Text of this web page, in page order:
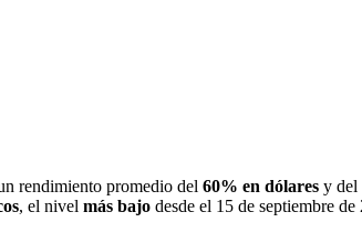
rendimiento promedio del 60% en dólares y del
, el nivel más bajo desde el 15 de septiembre de